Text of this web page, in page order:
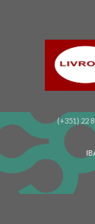
(+351) 22